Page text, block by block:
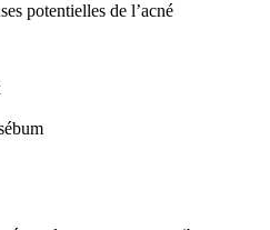
potentielles de l’acné